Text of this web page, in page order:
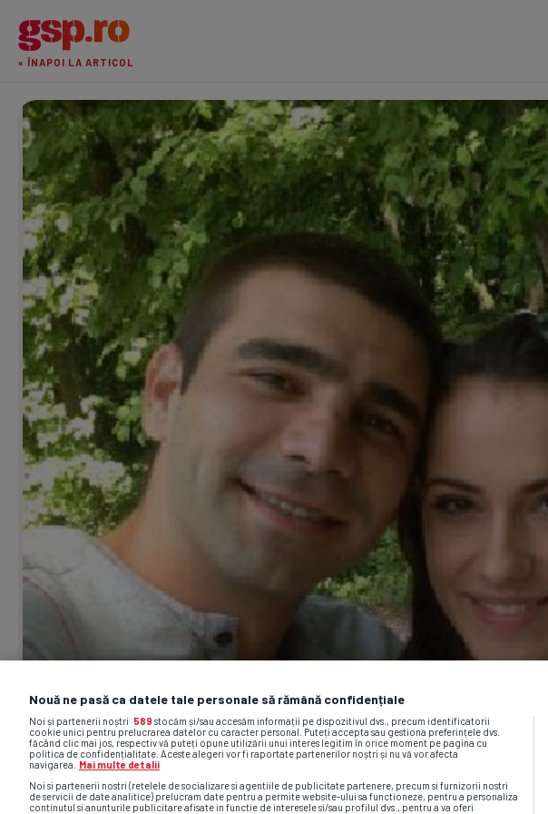
« ÎNAPOI LA ARTICOL
Nouă ne pasă ca datele tale personale să rămână confidențiale
Noi și partenerii noștri 589 stocăm și/sau accesăm informații pe dispozitivul dvs., precum identificatorii
cookie unici pentru prelucrarea datelor cu caracter personal. Puteți accepta sau gestiona preferințele dvs.
făcând clic mai jos, respectiv vă puteți opune utilizării unui interes legitim în orice moment pe pagina cu
politica de confidențialitate. Aceste alegeri vor fi raportate partenerilor noștri și nu vă vor afecta
navigarea.
Mai multe detalii
Noi si partenerii nostri (retelele de socializare si agentiile de publicitate partenere, precum si furnizorii nostri
de servicii de date analitice) prelucram date pentru a permite website-ului sa functioneze, pentru a personaliza
continutul si anunturile publicitare afisate in functie de interesele si/sau profilul dvs., pentru a va oferi